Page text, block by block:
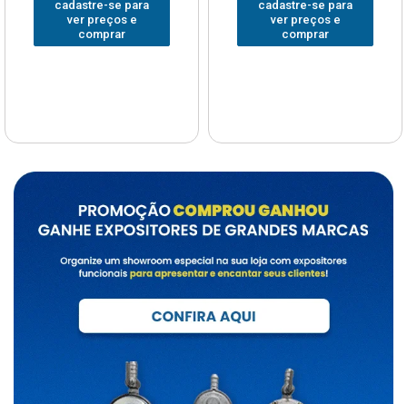
cadastre-se para
ver preços e
comprar
cadastre-se para
ver preços e
comprar